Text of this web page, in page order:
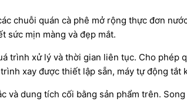
chuỗi quán cà phê mở rộng thực đơn
sức mịn màng và đẹp mắt.
trình xử lý và thời gian liên tục. Cho phép
xay được thiết lập sẵn, máy tự động tắt
và dung tích cối bằng sản phẩm trên.